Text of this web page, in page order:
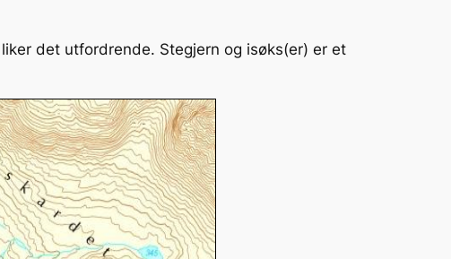
det utfordrende. Stegjern og isøks(er) er et